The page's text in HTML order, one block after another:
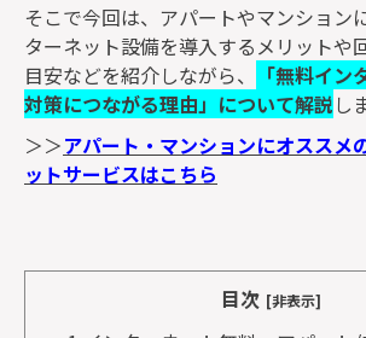
そこで今回は、アパートやマンション
ターネット設備を導入するメリットや
目安などを紹介しながら、
「無料イ
対策につながる理由」について解説 し
＞＞アパート・マンションにオススメ
ットサービスはこちら
目次 [非表示]